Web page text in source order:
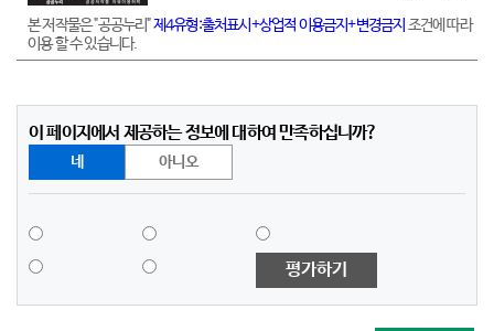
본 저작물은 "공공누리"제4유형:출처표시+상업적 이용금지+변경금지 조건에 따라
이용 할 수 있습니다.
이 페이지에서 제공하는 정보에 대하여 만족하십니까?
네 아니오
평가하기